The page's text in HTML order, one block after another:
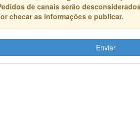
de canais serão
checar as informações e publicar.
Enviar